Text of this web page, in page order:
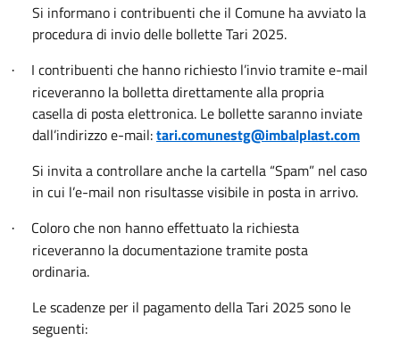
Si informano i contribuenti che il Comune ha avviato la
procedura di invio delle bollette Tari 2025.
·
I contribuenti che hanno richiesto l’invio tramite e-mail
riceveranno la bolletta direttamente alla propria
casella di posta elettronica. Le bollette saranno inviate
dall’indirizzo e-mail:tari.comunestg@imbalplast.com
Si invita a controllare anche la cartella “Spam” nel caso
in cui l’e-mail non risultasse visibile in posta in arrivo.
·
Coloro che non hanno effettuato la richiesta
riceveranno la documentazione tramite posta
ordinaria.
Le scadenze per il pagamento della Tari 2025 sono le
seguenti: